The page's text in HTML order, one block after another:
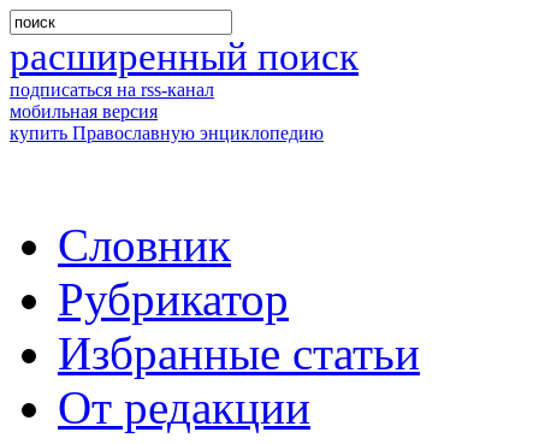
расширенный поиск
подписаться на rss-канал
мобильная версия
купить Православную энциклопедию
Словник
Рубрикатор
Избранные статьи
От редакции